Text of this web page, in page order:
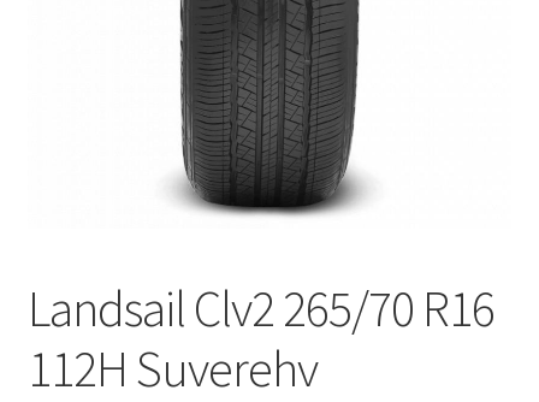
Landsail Clv2 265/70 R16
112H Suverehv